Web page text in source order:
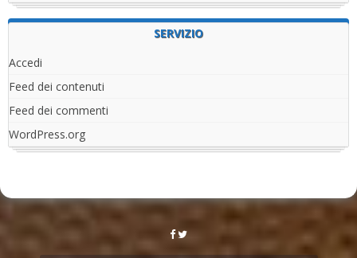
SERVIZIO
Accedi
Feed dei contenuti
Feed dei commenti
WordPress.org